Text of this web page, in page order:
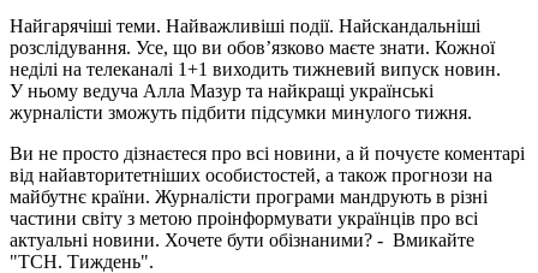
Найгарячіші теми. Найважливіші події. Найскандальніші
розслідування. Усе, що ви обов’язково маєте знати. Кожної
неділі на телеканалі 1+1 виходить тижневий випуск новин.
У ньому ведуча Алла Мазур та найкращі українські
журналісти зможуть підбити підсумки минулого тижня.
Ви не просто дізнаєтеся про всі новини, а й почуєте коментарі
від найавторитетніших особистостей, а також прогнози на
майбутнє країни. Журналісти програми мандрують в різні
частини світу з метою проінформувати українців про всі
актуальні новини. Хочете бути обізнаними? - Вмикайте
"ТСН. Тиждень".